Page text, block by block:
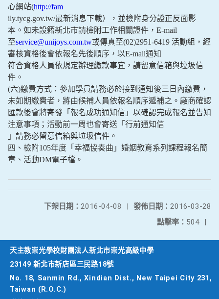
心網站(http://fam
ily.tycg.gov.tw/最新消息下載），並檢附身分證正反面影
本。如未設籍新北市請檢附工作相關證件，E-mail
至service@unijoys.com.tw或傳真至(02)2951-6419 活動組，經
審核資格後會依報名先後順序，以E-mail通知
符合資格人員依規定辦理繳款事宜，請留意信箱與垃圾信
件。
(六)繳費方式：參加學員請務必於接到通知後三日內繳費，
未如期繳費者，將由候補人員依報名順序遞補之。廠商確認
匯款後會將寄發「報名成功通知信」以確認完成報名並告知
注意事項；活動前一周也會寄送「行前通知信
」請務必留意信箱與垃圾信件。
四、檢附105年度「幸福協奏曲」婚姻教育系列課程報名簡
章、活動DM電子檔。
發佈日期： 2016-03-28
下架日期： 2016-04-08
|
點擊率： 504 |
天主教崇光學校財團法人新北市崇光高級中學
23149 新北市新店區三民路18號
No. 18, Sanmin Rd., Xindian Dist., New Taipei City 231,
Taiwan (R.O.C.)